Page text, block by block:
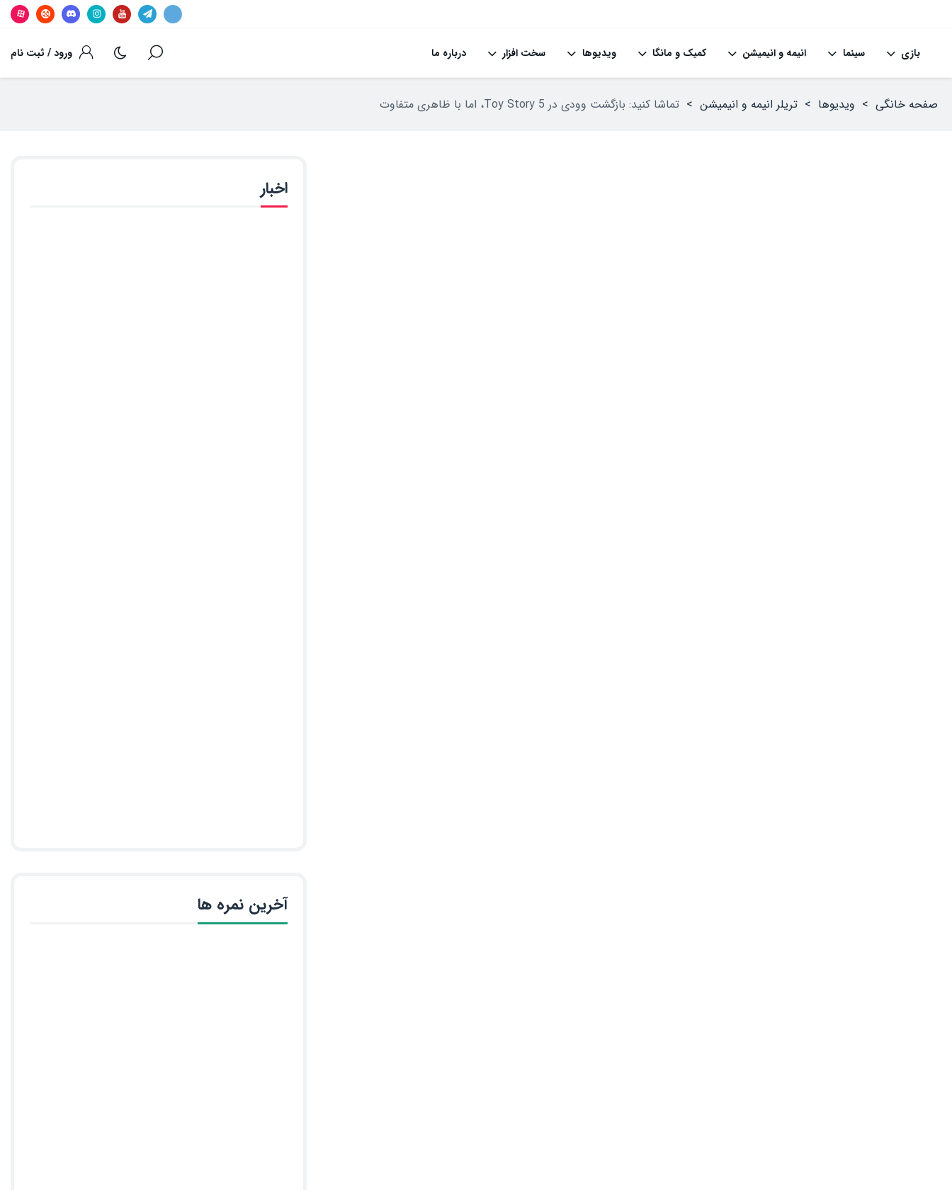
ورود / ثبت نام بازی سینما انیمه و انیمیشن کمیک و مانگا ویدیوها سخت افزار درباره ما
صفحه خانگی > ویدیوها > تریلر انیمه‌ و انیمیشن > تماشا کنید: بازگشت وودی در Toy Story 5، اما با ظاهری متفاوت
اخبار
آخرین نمره ها